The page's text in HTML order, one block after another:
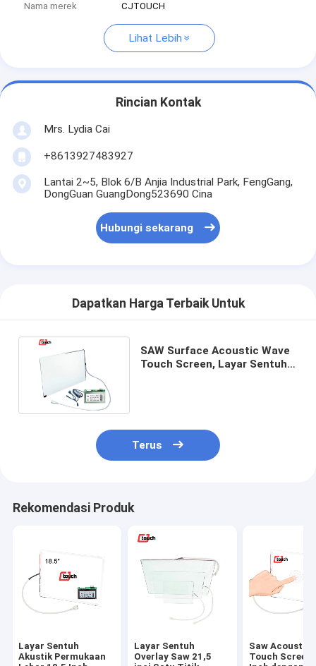
Nama merek CJTOUCH
Lihat Lebih
Rincian Kontak
Mrs. Lydia Cai
+8613927483927
Lantai 2~5, Blok 6/B Anjia Industrial Park, FengGang,
DongGuan GuangDong523690 Cina
Hubungi sekarang
Dapatkan Harga Terbaik Untuk
SAW Surface Acoustic Wave
Touch Screen, Layar Sentuh
Terus
Rekomendasi Produk
Layar Sentuh
Akustik Permukaan
Layar Sentuh
Overlay Saw 21,5
Saw Acoustic
Touch Screen